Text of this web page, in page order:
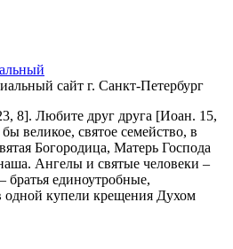
сайт г. Санкт-Петербург
8]. Любите друг друга [Иоан. 15,
великое, святое семейство, в
Богородица, Матерь Господа
Ангелы и святые человеки –
братья единоутробные,
купели крещения Духом